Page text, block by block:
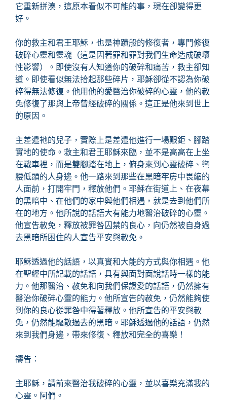
它重新拼湊，這原本看似不可能的事，現在卻變得更
好。
你的救主和君王耶穌，也是神蹟般的修復者，專門修復
破碎心靈和靈魂（這是因著罪和罪對我們生命造成破壞
性影響）。即使沒有人知道你的破碎和痛苦，救主卻知
道。即使看似無法拾起那些碎片，耶穌卻從不認為你破
碎得無法修復。他用他的愛醫治你破碎的心靈，他的赦
免修復了那與上帝曾經破碎的關係。這正是他來到世上
的原因。
主差遣衪的兒子，實際上是差遣他進行一場艱鉅、腳踏
實地的使命。救主和君王耶穌來臨，並不是高高在上坐
在戰車裡，而是雙腳踏在地上，俯身來到心靈破碎、彎
腰低頭的人身邊。他一路來到那些在黑暗牢房中畏縮的
人面前，打開牢門，釋放他們。耶穌在街道上、在夜幕
的黑暗中、在他們的家中與他們相遇，就是去到他們所
在的地方。他所說的話語大有能力地醫治破碎的心靈。
他宣告赦免，釋放被罪咎囚禁的良心，向仍然被自身過
去黑暗所困住的人宣告平安與赦免。
耶穌透過他的話語，以真實和大能的方式與你相遇。他
在聖經中所記載的話語，具有與面對面說話時一樣的能
力。他那醫治、赦免和向我們保證愛的話語，仍然擁有
醫治你破碎心靈的能力。他所宣告的赦免，仍然能夠使
到你的良心從罪咎中得著釋放。他所宣告的平安與赦
免，仍然能驅散過去的黑暗。耶穌透過他的話語，仍然
來到我們身邊，帶來修復、釋放和完全的喜樂！
禱告：
主耶穌，請前來醫治我破碎的心靈，並以喜樂充滿我的
心靈。阿們。